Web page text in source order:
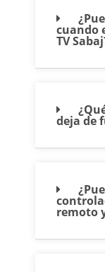
cuando
TV
deja de
remoto